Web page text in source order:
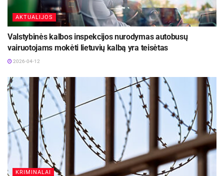
AKTUALIJOS
Valstybinės kalbos inspekcijos nurodymas autobusų
vairuotojams mokėti lietuvių kalbą yra teisėtas
2026-04-12
KRIMINALAI